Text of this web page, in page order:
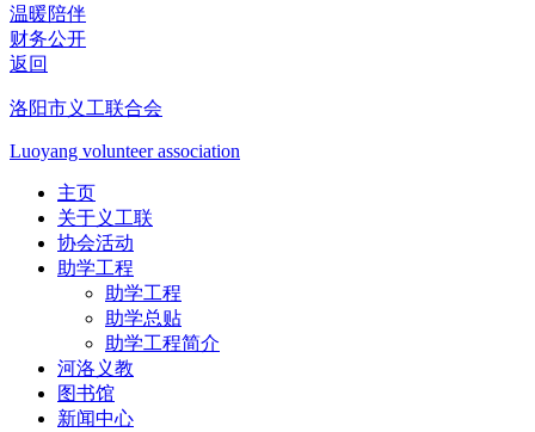
温暖陪伴
财务公开
返回
洛阳市义工联合会
Luoyang volunteer association
主页
关于义工联
协会活动
助学工程
助学工程
助学总贴
助学工程简介
河洛义教
图书馆
新闻中心